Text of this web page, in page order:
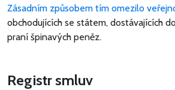
Zásadním způsobem tím omezilo
obchodujících se státem, dostávajících
praní špinavých peněz.
Registr smluv